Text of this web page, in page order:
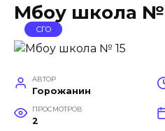
Мбоу школа №
СГО
АВТОР
Горожанин
ПРОСМОТРОВ
2